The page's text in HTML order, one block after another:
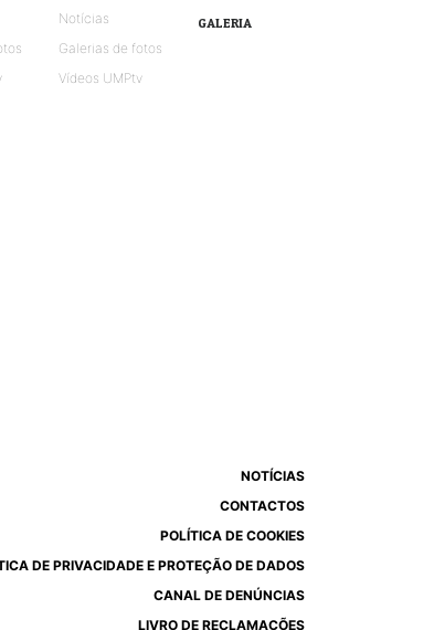
Notícias
Galerias de fotos
Vídeos UMPtv
GALERIA
NOTÍCIAS
CONTACTOS
POLÍTICA DE COOKIES
DE PRIVACIDADE E PROTEÇÃO DE DADOS
CANAL DE DENÚNCIAS
LIVRO DE RECLAMAÇÕES